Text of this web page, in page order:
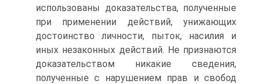
использованы доказательства, полученные
при применении действий, унижающих
достоинство личности, пыток, насилия и
иных незаконных действий. Не признаются
доказательством никакие сведения,
полученные с нарушением прав и свобод